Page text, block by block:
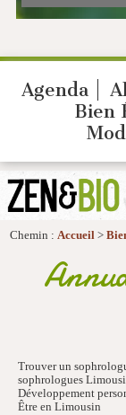
Agenda
Bien
Chemin : Accueil >
Trouver un
sophrologues
Développement
Être en Limousin